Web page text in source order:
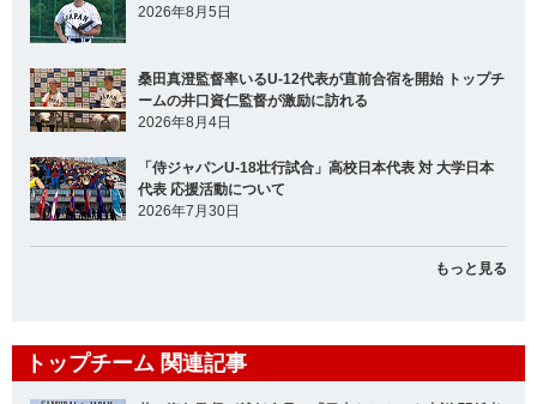
2026年8月5日
桑田真澄監督率いるU-12代表が直前合宿を開始 トップチ
ームの井口資仁監督が激励に訪れる
2026年8月4日
「侍ジャパンU-18壮行試合」高校日本代表 対 大学日本
代表 応援活動について
2026年7月30日
もっと見る
トップチーム 関連記事